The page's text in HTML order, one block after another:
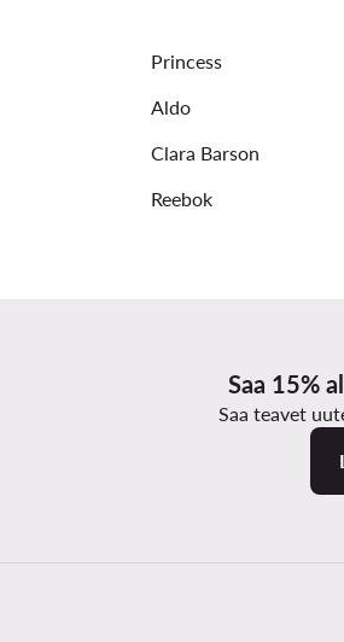
vihmajoped - Hunter Naiste joped
Princess
Aldo
Clara Barson
Reebok
Saa 15%
Saa teavet